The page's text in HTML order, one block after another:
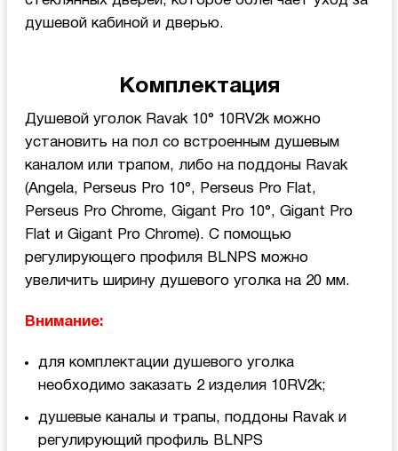
душевой кабиной и дверью.
Комплектация
Душевой уголок Ravak 10° 10RV2k можно
установить на пол со встроенным душевым
каналом или трапом, либо на поддоны Ravak
(Angela, Perseus Pro 10°, Perseus Pro Flat,
Perseus Pro Chrome, Gigant Pro 10°, Gigant Pro
Flat и Gigant Pro Chrome). С помощью
регулирующего профиля BLNPS можно
увеличить ширину душевого уголка на 20 мм.
Внимание:
для комплектации душевого уголка
необходимо заказать 2 изделия 10RV2k;
душевые каналы и трапы, поддоны Ravak и
регулирующий профиль BLNPS